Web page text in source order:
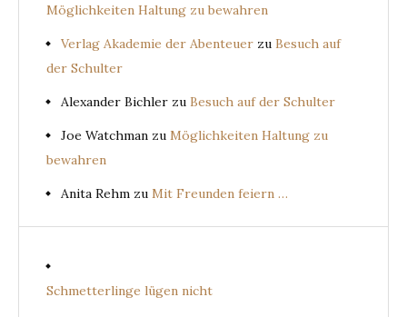
Möglichkeiten Haltung zu bewahren
Verlag Akademie der Abenteuer zu Besuch auf
der Schulter
Alexander Bichler zu Besuch auf der Schulter
Joe Watchman zu Möglichkeiten Haltung zu
bewahren
Anita Rehm zu Mit Freunden feiern …
Schmetterlinge lügen nicht